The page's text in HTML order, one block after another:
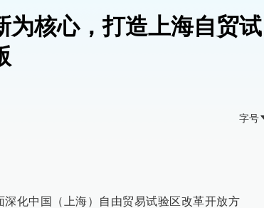
为核心，打造上海自贸试
字号
化中国（上海）自由贸易试验区改革开放方